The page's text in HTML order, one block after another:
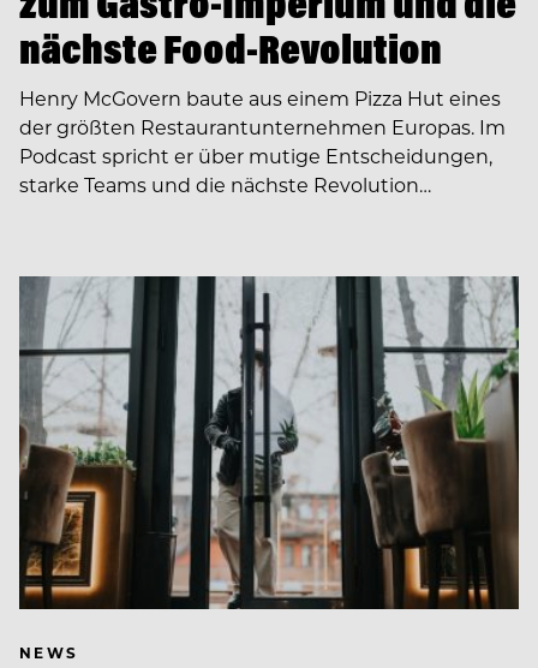
nächste Food-Revolution
Henry McGovern baute aus einem Pizza Hut eines
der größten Restaurantunternehmen Europas. Im
Podcast spricht er über mutige Entscheidungen,
starke Teams und die nächste Revolution…
NEWS